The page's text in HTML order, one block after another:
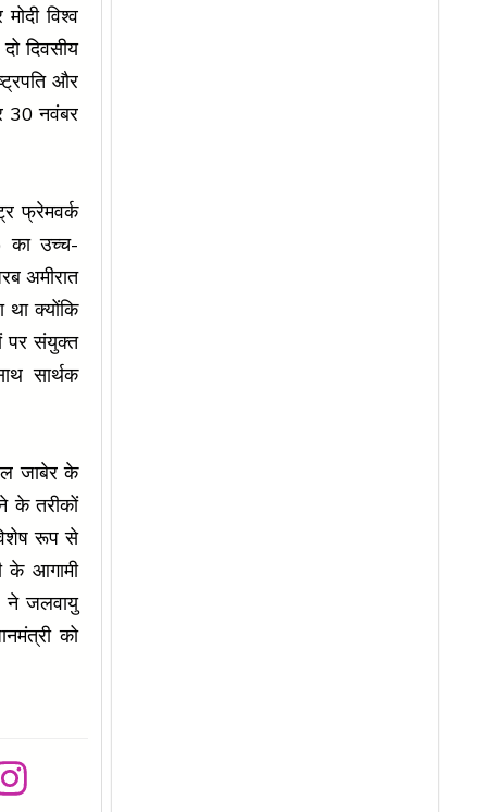
विश्व
दिवसीय
और
30 नवंबर
फ्रेमवर्क
का उच्च-
अमीरात
था क्योंकि
पर संयुक्त
सार्थक
जाबेर के
के तरीकों
रूप से
के आगामी
ने जलवायु
को